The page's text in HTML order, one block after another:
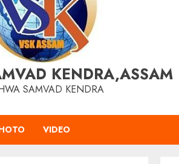
KENDRA,ASSAM
SAMVAD KENDRA
VIDEO